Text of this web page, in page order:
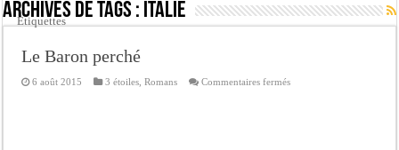
Archives de tags : Italie
Le Baron perché
6 août 2015 3 étoiles ,Romans Commentaires ferméssur
Etiquettes